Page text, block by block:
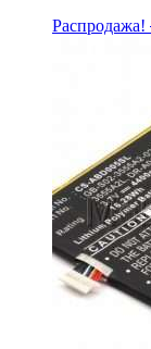
Распродажа!